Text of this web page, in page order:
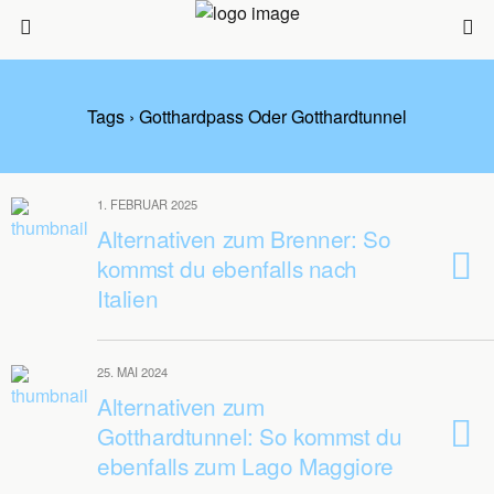
Tags › Gotthardpass Oder Gotthardtunnel
1. FEBRUAR 2025
Alternativen zum Brenner: So
kommst du ebenfalls nach
Italien
25. MAI 2024
Alternativen zum
Gotthardtunnel: So kommst du
ebenfalls zum Lago Maggiore